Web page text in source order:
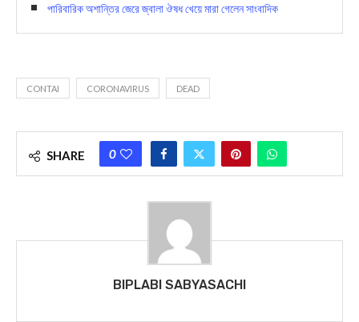
পারিবারিক অশান্তির জেরে জ্বালা ঔষধ খেয়ে মারা গেলেন সাংবাদিক
CONTAI CORONAVIRUS DEAD
SHARE 0
BIPLABI SABYASACHI